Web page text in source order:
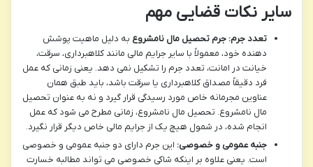
سایر نکات قضایی مهم
تعدد جرم: جرم تحصیل مال نامشروع به دلیل ماهیت پوشش
دهنده خود، معمولاً با سایر جرایم مالی مانند کلاهبرداری، سرقت،
خیانت در امانت، تعدد جرم را تشکیل نمی دهد. یعنی زمانی که عمل
فرد دقیقاً مصداق کلاهبرداری یا سرقت باشد، باید طبق همان
عناوین مجرمانه خاص مورد رسیدگی قرار گیرد و نه به عنوان تحصیل
مال نامشروع. تحصیل مال نامشروع، زمانی مطرح می شود که عمل
انجام شده، در شمول هیچ یک از جرایم مالی خاص دیگر قرار نگیرد.
جنبه عمومی و خصوصی: این جرم دارای دو جنبه عمومی و خصوصی
است. یعنی علاوه بر اینکه شاکی خصوصی می تواند مطالبه خسارت